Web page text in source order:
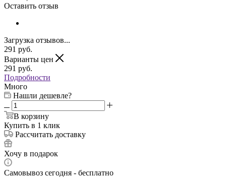
Оставить отзыв
Загрузка отзывов...
291 руб.
Варианты цен
291 руб.
Подробности
Много
Нашли дешевле?
В корзину
Купить в 1 клик
Рассчитать доставку
Хочу в подарок
Самовывоз сегодня - бесплатно